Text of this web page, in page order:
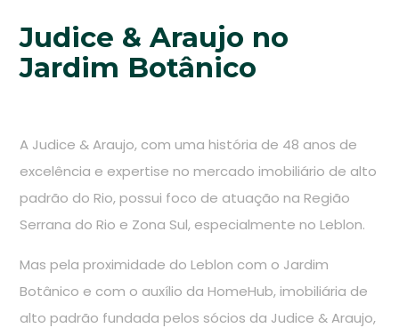
Judice & Araujo no
Jardim Botânico
A Judice & Araujo, com uma história de 48 anos de
excelência e expertise no mercado imobiliário de alto
padrão do Rio, possui foco de atuação na Região
Serrana do Rio e Zona Sul, especialmente no Leblon.
Mas pela proximidade do Leblon com o Jardim
Botânico e com o auxílio da HomeHub, imobiliária de
alto padrão fundada pelos sócios da Judice & Araujo,